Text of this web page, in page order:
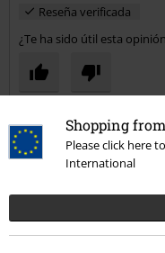
Shopping
Please click here
International
Reseña verificada
¿Te ha sido útil esta
56